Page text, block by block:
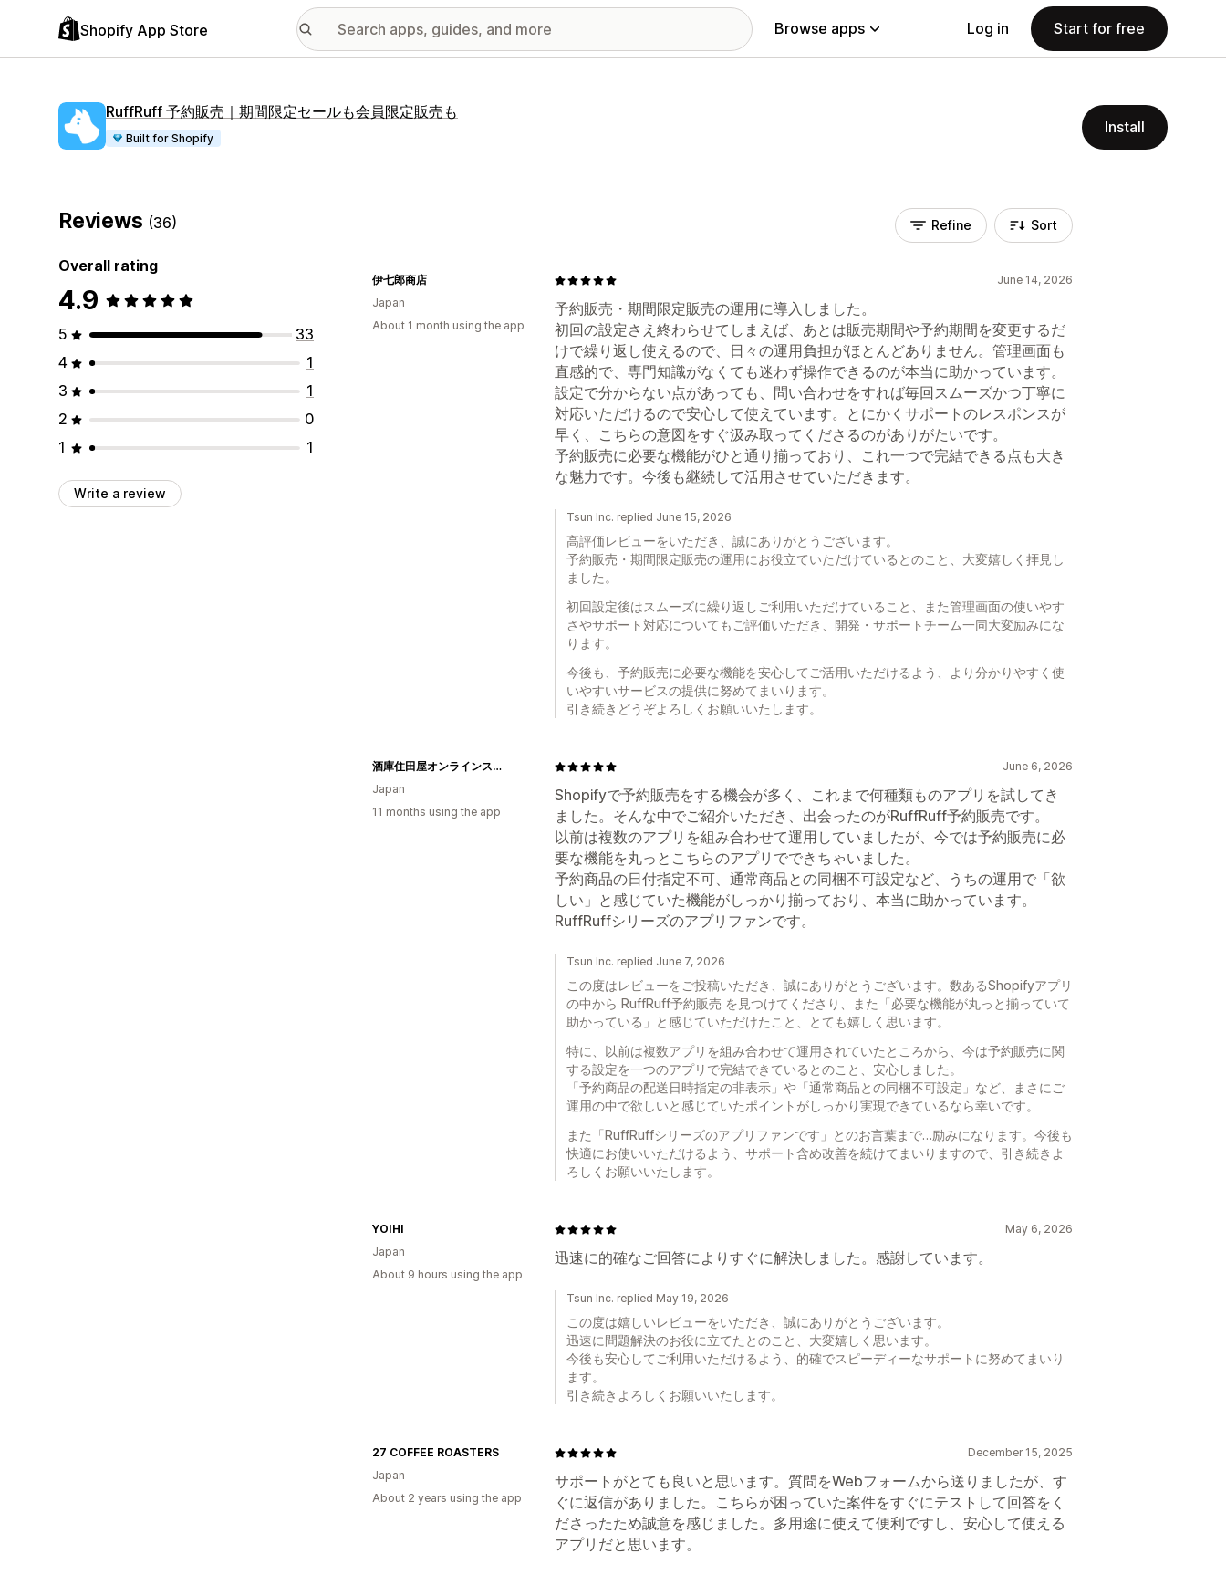
Shopify App Store Browse apps Log in Start for free
RuffRuff 予約販売｜期間限定セールも会員限定販売も
Built for Shopify
Install
Reviews (36)
Overall rating
4.9
5
33
4
1
3
1
2
0
1
1
Write a review
Refine Sort
June 14, 2026
予約販売・期間限定販売の運用に導入しました。
初回の設定さえ終わらせてしまえば、あとは販売期間や予約期間を変更するだ
けで繰り返し使えるので、日々の運用負担がほとんどありません。管理画面も
直感的で、専門知識がなくても迷わず操作できるのが本当に助かっています。
設定で分からない点があっても、問い合わせをすれば毎回スムーズかつ丁寧に
対応いただけるので安心して使えています。とにかくサポートのレスポンスが
早く、こちらの意図をすぐ汲み取ってくださるのがありがたいです。
予約販売に必要な機能がひと通り揃っており、これ一つで完結できる点も大き
な魅力です。今後も継続して活用させていただきます。
伊七郎商店
Japan
About 1 month using the app
Tsun Inc. replied June 15, 2026
高評価レビューをいただき、誠にありがとうございます。
予約販売・期間限定販売の運用にお役立ていただけているとのこと、大変嬉しく拝見し
ました。
初回設定後はスムーズに繰り返しご利用いただけていること、また管理画面の使いやす
さやサポート対応についてもご評価いただき、開発・サポートチーム一同大変励みにな
ります。
今後も、予約販売に必要な機能を安心してご活用いただけるよう、より分かりやすく使
いやすいサービスの提供に努めてまいります。
引き続きどうぞよろしくお願いいたします。
June 6, 2026
Shopifyで予約販売をする機会が多く、これまで何種類ものアプリを試してき
ました。そんな中でご紹介いただき、出会ったのがRuffRuff予約販売です。
以前は複数のアプリを組み合わせて運用していましたが、今では予約販売に必
要な機能を丸っとこちらのアプリでできちゃいました。
予約商品の日付指定不可、通常商品との同梱不可設定など、うちの運用で「欲
しい」と感じていた機能がしっかり揃っており、本当に助かっています。
RuffRuffシリーズのアプリファンです。
酒庫住田屋オンラインストア
Japan
11 months using the app
Tsun Inc. replied June 7, 2026
この度はレビューをご投稿いただき、誠にありがとうございます。数あるShopifyアプリ
の中から RuffRuff予約販売 を見つけてくださり、また「必要な機能が丸っと揃っていて
助かっている」と感じていただけたこと、とても嬉しく思います。
特に、以前は複数アプリを組み合わせて運用されていたところから、今は予約販売に関
する設定を一つのアプリで完結できているとのこと、安心しました。
「予約商品の配送日時指定の非表示」や「通常商品との同梱不可設定」など、まさにご
運用の中で欲しいと感じていたポイントがしっかり実現できているなら幸いです。
また「RuffRuffシリーズのアプリファンです」とのお言葉まで…励みになります。今後も
快適にお使いいただけるよう、サポート含め改善を続けてまいりますので、引き続きよ
ろしくお願いいたします。
May 6, 2026
迅速に的確なご回答によりすぐに解決しました。感謝しています。
YOIHI
Japan
About 9 hours using the app
Tsun Inc. replied May 19, 2026
この度は嬉しいレビューをいただき、誠にありがとうございます。
迅速に問題解決のお役に立てたとのこと、大変嬉しく思います。
今後も安心してご利用いただけるよう、的確でスピーディーなサポートに努めてまいり
ます。
引き続きよろしくお願いいたします。
December 15, 2025
サポートがとても良いと思います。質問をWebフォームから送りましたが、す
ぐに返信がありました。こちらが困っていた案件をすぐにテストして回答をく
ださったため誠意を感じました。多用途に使えて便利ですし、安心して使える
アプリだと思います。
27 COFFEE ROASTERS
Japan
About 2 years using the app